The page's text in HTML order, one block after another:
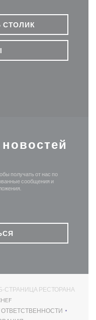
СТОЛИК
получать от нас по
сообщения и
СТРАНИЦА РЕСТОРАНА
В НОВОМ ОКНЕ))